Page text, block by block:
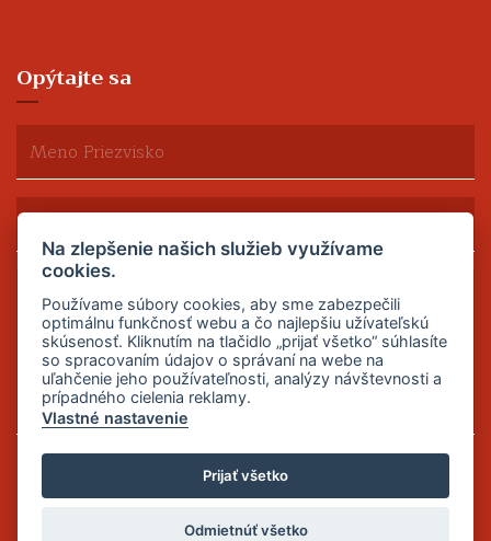
Opýtajte sa
Odoslať
Na zlepšenie našich služieb využívame
cookies.
Používame súbory cookies, aby sme zabezpečili
optimálnu funkčnosť webu a čo najlepšiu užívateľskú
skúsenosť. Kliknutím na tlačidlo „prijať všetko“ súhlasíte
so spracovaním údajov o správaní na webe na
uľahčenie jeho používateľnosti, analýzy návštevnosti a
prípadného cielenia reklamy.
Vlastné nastavenie
Prijať všetko
Odmietnúť všetko